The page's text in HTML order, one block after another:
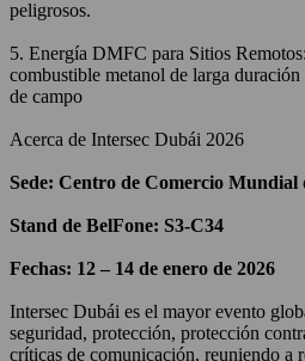
peligrosos.
5. Energía DMFC para Sitios
combustible metanol de larga
de campo
Acerca de Intersec Dubái 2026
Sede: Centro de Comercio
Stand de BelFone: S3-C34
Fechas: 12 – 14 de enero de 2026
Intersec Dubái es el mayor evento
seguridad, protección, protección
críticas de comunicación, reuniendo a